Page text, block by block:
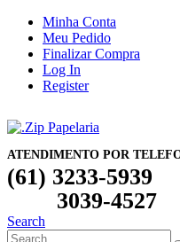
Minha Conta
Meu Pedido
Finalizar Compra
Log In
Register
ATENDIMENTO POR
(61) 3233-5939
3039-4527
Search